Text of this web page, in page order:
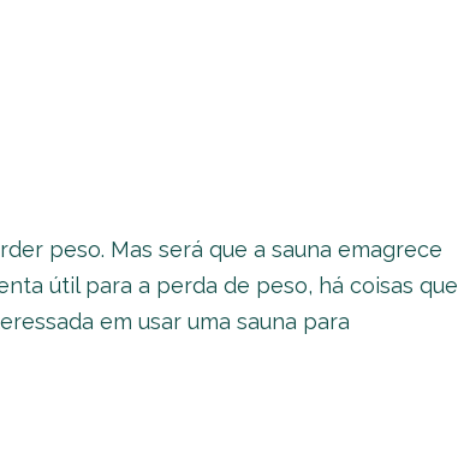
peso. Mas será que a sauna emagrece
útil para a perda de peso, há coisas que
em usar uma sauna para